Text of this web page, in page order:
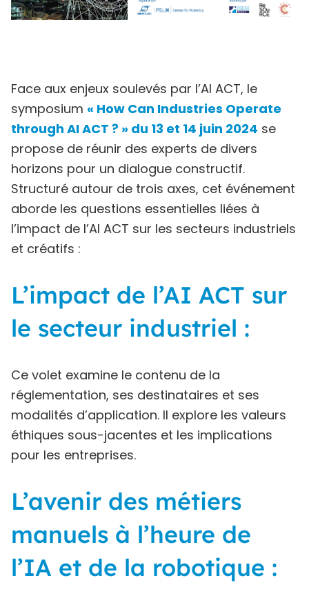
Face aux enjeux soulevés par l’AI ACT, le
symposium « How Can Industries Operate
through AI ACT ? » du 13 et 14 juin 2024 se
propose de réunir des experts de divers
horizons pour un dialogue constructif.
Structuré autour de trois axes, cet événement
aborde les questions essentielles liées à
l’impact de l’AI ACT sur les secteurs industriels
et créatifs :
L’impact de l’AI ACT sur
le secteur industriel :
Ce volet examine le contenu de la
réglementation, ses destinataires et ses
modalités d’application. Il explore les valeurs
éthiques sous-jacentes et les implications
pour les entreprises.
L’avenir des métiers
manuels à l’heure de
l’IA et de la robotique :